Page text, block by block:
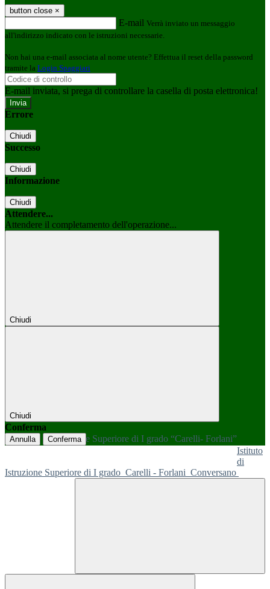
button close ×
E-mail Verrà inviato un messaggio
all'indirizzo indicato con le istruzioni necessarie.
Non hai una e-mail associata al nome utente? Effettua il reset della password
tramite la Login Spaggiari
E-mail inviata, si prega di controllare la casella di posta elettronica!
Errore
Chiudi
Successo
Chiudi
Informazione
Chiudi
Attendere...
Attendere il completamento dell'operazione...
Chiudi
Chiudi
Conferma
Annulla Conferma
Istituto
di
Istruzione Superiore di I grado Carelli - Forlani Conversano